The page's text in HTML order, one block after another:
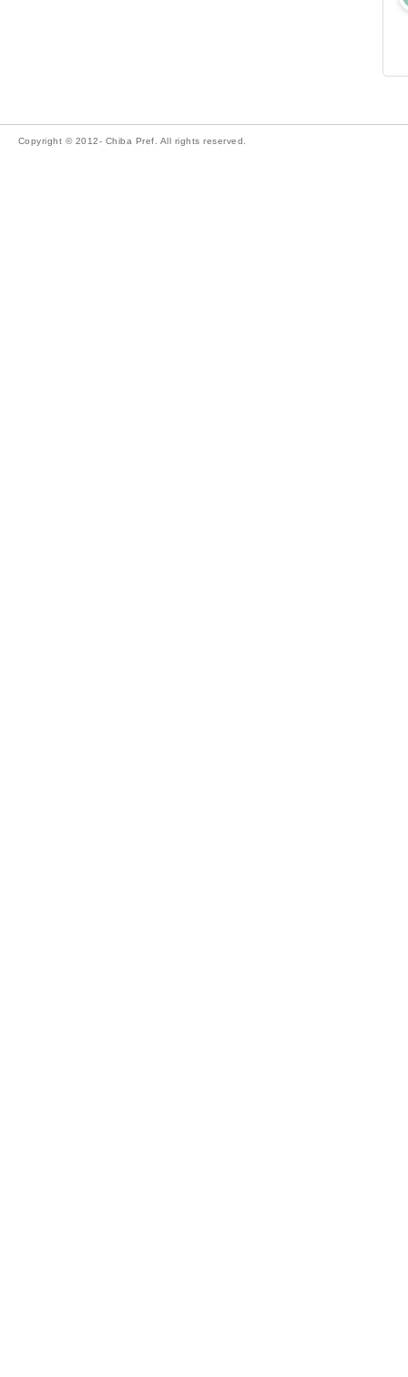
Copyright © 2012- Chiba Pref. All rights reserved.